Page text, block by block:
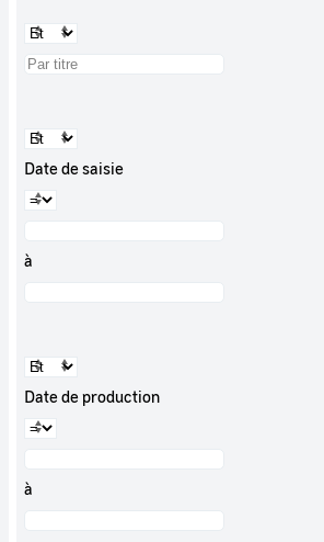
Date de saisie
à
Date de production
à